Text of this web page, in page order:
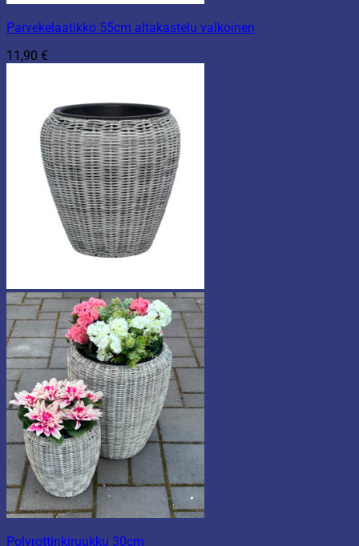
Parvekelaatikko 55cm altakastelu valkoinen
11,90 €
Polyrottinkiruukku 30cm